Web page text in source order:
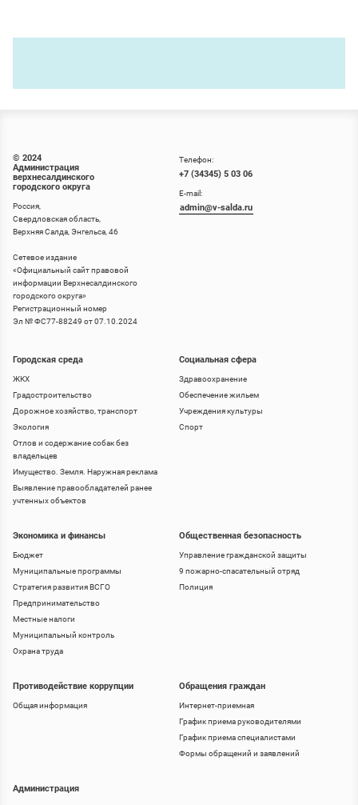
© 2024
Администрация
верхнесалдинского
городского округа
Россия,
Свердловская область,
Верхняя Салда, Энгельса, 46
Сетевое издание
«Официальный сайт правовой
информации Верхнесалдинского
городского округа»
Регистрационный номер
Эл № ФС77-88249 от 07.10.2024
Городская среда
ЖКХ
Градостроительство
Дорожное хозяйство, транспорт
Экология
Отлов и содержание собак без
владельцев
Имущество. Земля. Наружная реклама
Выявление правообладателей ранее
учтенных объектов
Социальная сфера
Здравоохранение
Обеспечение жильем
Учреждения культуры
Спорт
Телефон:
+7 (34345) 5 03 06
E-mail:
admin@v-salda.ru
Экономика и финансы
Бюджет
Муниципальные программы
Стратегия развития ВСГО
Предпринимательство
Местные налоги
Муниципальный контроль
Охрана труда
Общественная безопасность
Управление гражданской защиты
9 пожарно-спасательный отряд
Полиция
Противодействие коррупции
Общая информация
Обращения граждан
Интернет-приемная
График приема руководителями
График приема специалистами
Формы обращений и заявлений
Администрация